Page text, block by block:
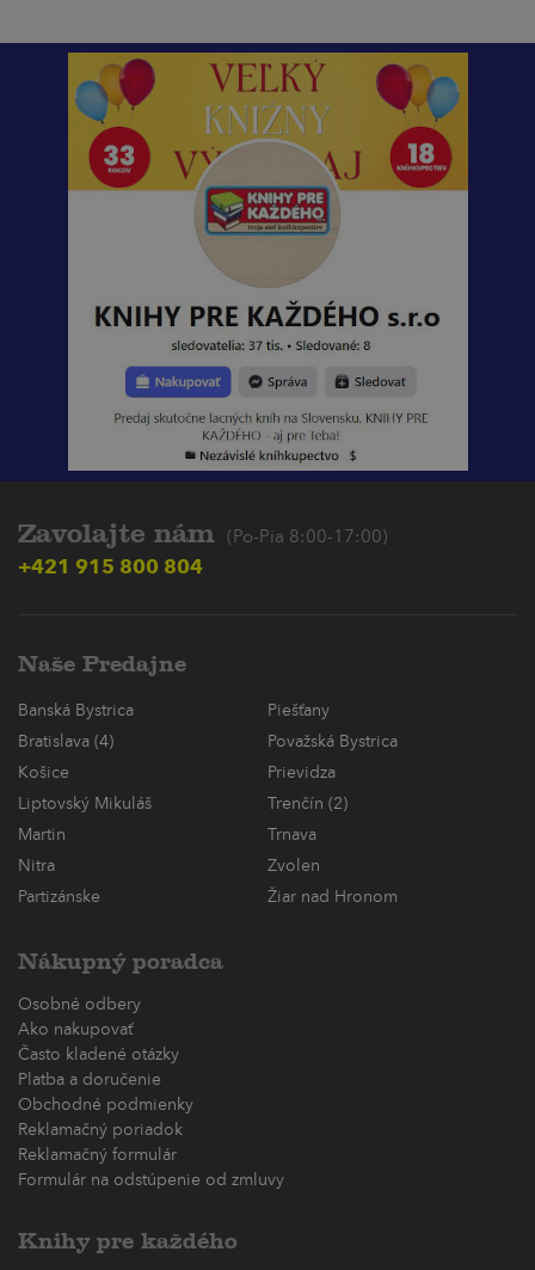
Zavolajte nám (Po-Pia 8:00-17:00)
+421 915 800 804
Naše Predajne
Banská Bystrica
Piešťany
Bratislava (4)
Považská Bystrica
Košice
Prievidza
Liptovský Mikuláš
Trenčín (2)
Martin
Trnava
Nitra
Zvolen
Partizánske
Žiar nad Hronom
Nákupný poradca
Osobné odbery
Ako nakupovať
Často kladené otázky
Platba a doručenie
Obchodné podmienky
Reklamačný poriadok
Reklamačný formulár
Formulár na odstúpenie od zmluvy
Knihy pre každého